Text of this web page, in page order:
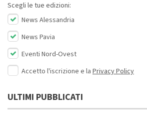
Scegli le tue edizioni:
News Alessandria
News Pavia
Eventi Nord-Ovest
Accetto l'iscrizione e la Privacy Policy
ULTIMI PUBBLICATI